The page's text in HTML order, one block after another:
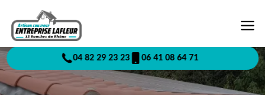
04 82 29 23 23 06 41 08 64 71